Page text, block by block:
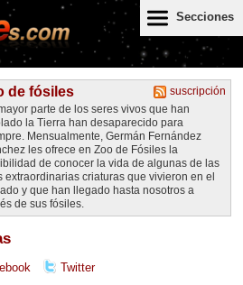
Secciones
suscripción
de fósiles
mayor parte de los seres vivos que han
la Tierra han desaparecido para
Mensualmente, Germán Fernández
les ofrece en Zoo de Fósiles la
de conocer la vida de algunas de las
extraordinarias criaturas que vivieron en el
y que han llegado hasta nosotros a
de sus fósiles.
Twitter